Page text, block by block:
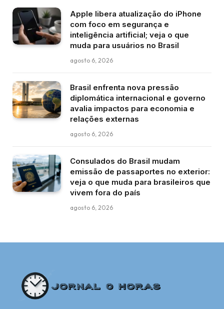
Apple libera atualização do iPhone
com foco em segurança e
inteligência artificial; veja o que
muda para usuários no Brasil
agosto 6, 2026
Brasil enfrenta nova pressão
diplomática internacional e governo
avalia impactos para economia e
relações externas
agosto 6, 2026
Consulados do Brasil mudam
emissão de passaportes no exterior:
veja o que muda para brasileiros que
vivem fora do país
agosto 6, 2026